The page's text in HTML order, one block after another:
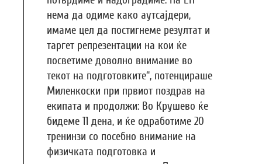
нема да одиме како аутсајдери,
имаме цел да постигнеме резултат и
таргет репрезентации на кои ќе
посветиме доволно внимание во
текот на подготовките“, потенцираше
Миленкоски при првиот поздрав на
екипата и продолжи: Во Крушево ќе
бидеме 11 дена, и ќе одработиме 20
тренинзи со посебно внимание на
физичката подготовка и